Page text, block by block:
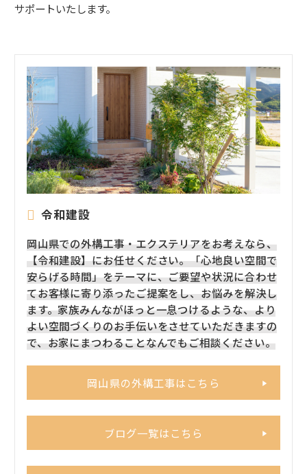
サポートいたします。
令和建設
岡山県での外構工事・エクステリアをお考えなら、
【令和建設】にお任せください。「心地良い空間で
安らげる時間」をテーマに、ご要望や状況に合わせ
てお客様に寄り添ったご提案をし、お悩みを解決し
ます。家族みんながほっと一息つけるような、より
よい空間づくりのお手伝いをさせていただきますの
で、お家にまつわることなんでもご相談ください。
岡山県の外構工事はこちら
ブログ一覧はこちら